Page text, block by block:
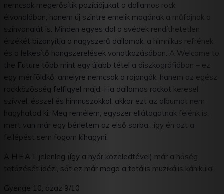
nemcsak megerősítik pozíciójukat a dallamos rock
élvonalában, hanem új szintre emelik magának a műfajnak a
színvonalát is. Minden egyes dal a svédek rendíthetetlen
érzékét bizonyítja a nagyszerű dallamok, a himnikus refrének
és a lelkesítő hangszerelések vonatkozásában. A Welcome to
the Future több mint egy újabb tétel a diszkográfiában – ez
egy mérföldkő, amelyre nemcsak a rajongók, hanem az egész
rockközösség felfigyel majd. Ha dallamos rockot keresel
szívvel, ésszel és himnuszokkal, akkor ezt az albumot nem
hagyhatod ki. Meg remélem, egyszer ellátogatnak felénk is,
mert van már egy bérletem az első sorba…így én azt a
fellépést sem fogom kihagyni.
A H.E.A.T jelenleg (így a nyár közeledtével) már a hőség
tetőzését idézi, sőt ez már maga a totális muzikális kánikula!
Gyenge 10, azaz 9/10